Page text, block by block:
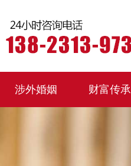
涉外婚姻 财富传承